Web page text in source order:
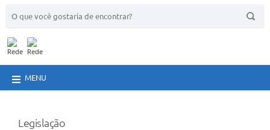
MENU
Legislação